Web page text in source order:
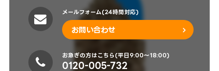
メールフォーム(24時間対応)
お問い合わせ
お急ぎの方はこちら(平日9:00～18:00)
0120-005-732